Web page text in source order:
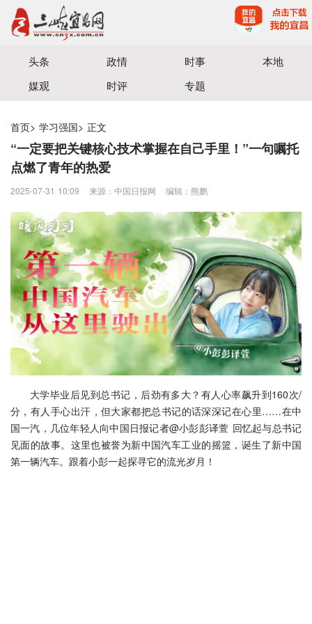
宜昌三峡融媒体中心主办
头条 政情 时事
本地
媒观
时评 专题
首页> 学习强国> 正文
“一定要把关键核心技术掌握在自己手里！”一句嘱托
点燃了青年的热爱
2025-07-31 10:09 来源：中国日报网 编辑：熊鹏
大学毕业后见到总书记，后劲有多大？有人心率飙升到160次/
分，有人手心出汗，但大家都把总书记的话深深记在心里……在中
国一汽，几位年轻人向中国日报记者@小彭彭译萱 回忆起与总书记
见面的故事。这里也被誉为新中国汽车工业的摇篮，诞生了新中国
第一辆汽车。跟着小彭一起探寻它的流光岁月！